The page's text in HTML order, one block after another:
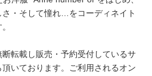
・そして憧れ…をコーディネイト
断転載し販売・予約受付しているサ
いております。ご利用されるオン